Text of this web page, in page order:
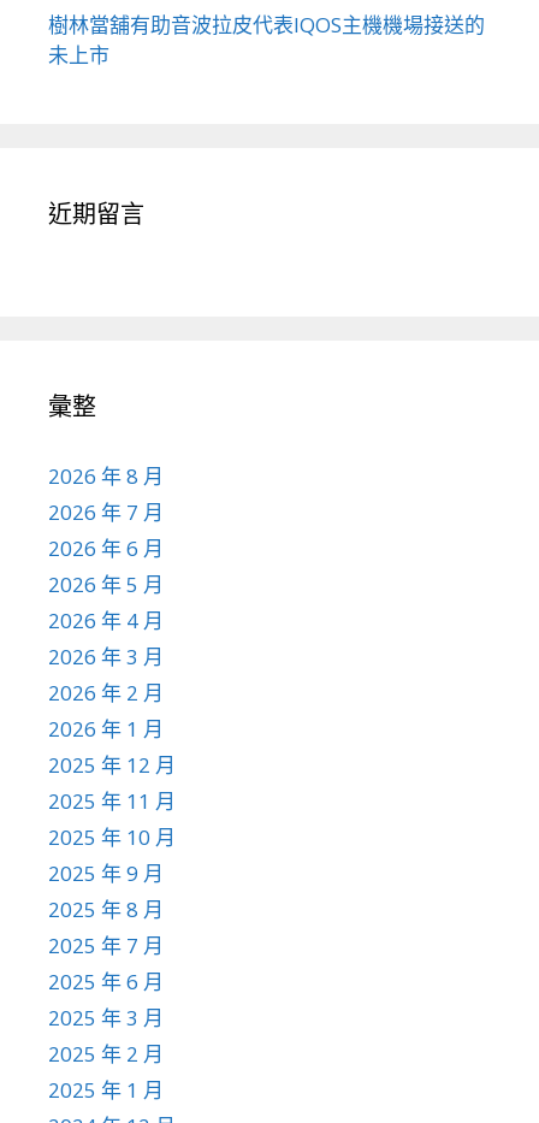
樹林當舖有助音波拉皮代表IQOS主機機場接送的
未上市
近期留言
彙整
2026 年 8 月
2026 年 7 月
2026 年 6 月
2026 年 5 月
2026 年 4 月
2026 年 3 月
2026 年 2 月
2026 年 1 月
2025 年 12 月
2025 年 11 月
2025 年 10 月
2025 年 9 月
2025 年 8 月
2025 年 7 月
2025 年 6 月
2025 年 3 月
2025 年 2 月
2025 年 1 月